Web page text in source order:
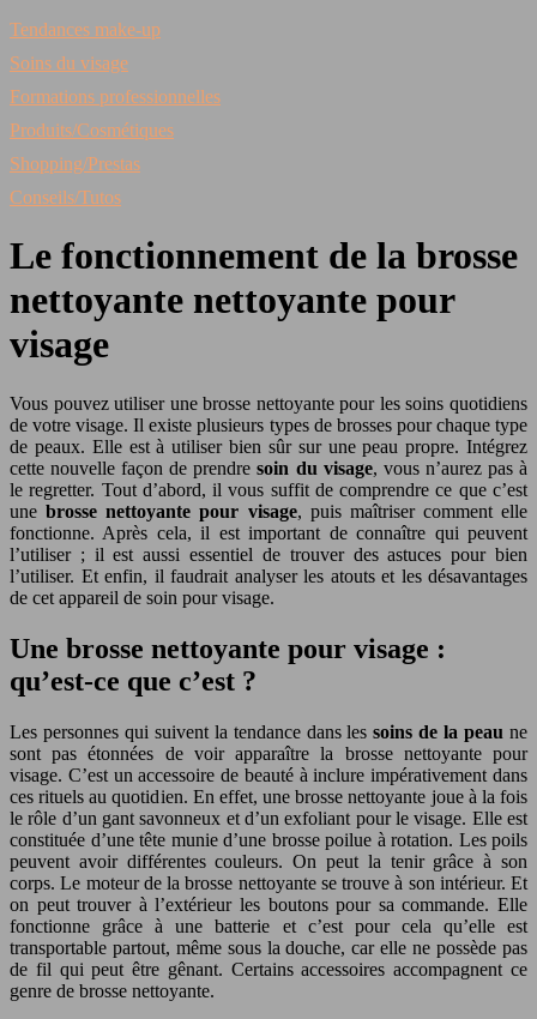
Tendances make-up
Soins du visage
Formations professionnelles
Produits/Cosmétiques
Shopping/Prestas
Conseils/Tutos
Le fonctionnement de la brosse
nettoyante nettoyante pour
visage
Vous pouvez utiliser une brosse nettoyante pour les soins quotidiens
de votre visage. Il existe plusieurs types de brosses pour chaque type
de peaux. Elle est à utiliser bien sûr sur une peau propre. Intégrez
cette nouvelle façon de prendresoin du visage, vous n’aurez pas à
le regretter. Tout d’abord, il vous suffit de comprendre ce que c’est
unebrosse nettoyante pour visage, puis maîtriser comment elle
fonctionne. Après cela, il est important de connaître qui peuvent
l’utiliser ; il est aussi essentiel de trouver des astuces pour bien
l’utiliser. Et enfin, il faudrait analyser les atouts et les désavantages
de cet appareil de soin pour visage.
Une brosse nettoyante pour visage :
qu’est-ce que c’est ?
Les personnes qui suivent la tendance dans lessoins de la peaune
sont pas étonnées de voir apparaître la brosse nettoyante pour
visage. C’est un accessoire de beauté à inclure impérativement dans
ces rituels au quotidien. En effet, une brosse nettoyante joue à la fois
le rôle d’un gant savonneux et d’un exfoliant pour le visage. Elle est
constituée d’une tête munie d’une brosse poilue à rotation. Les poils
peuvent avoir différentes couleurs. On peut la tenir grâce à son
corps. Le moteur de la brosse nettoyante se trouve à son intérieur. Et
on peut trouver à l’extérieur les boutons pour sa commande. Elle
fonctionne grâce à une batterie et c’est pour cela qu’elle est
transportable partout, même sous la douche, car elle ne possède pas
de fil qui peut être gênant. Certains accessoires accompagnent ce
genre de brosse nettoyante.